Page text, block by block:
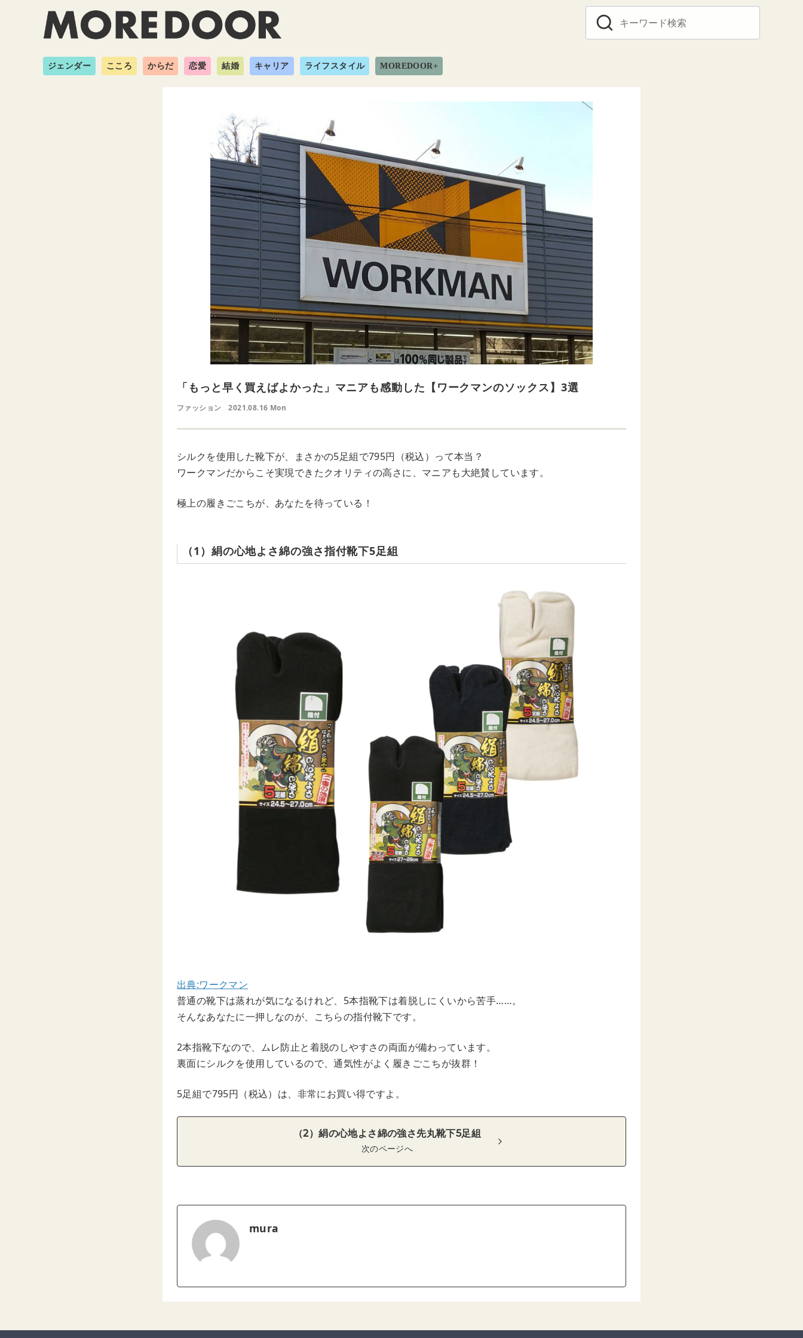
ジェンダー こころ からだ 恋愛 結婚 キャリア ライフスタイル MOREDOOR+
「もっと早く買えばよかった」マニアも感動した【ワークマンのソックス】3選
ファッション 2021.08.16 Mon
シルクを使用した靴下が、まさかの5足組で795円（税込）って本当？
ワークマンだからこそ実現できたクオリティの高さに、マニアも大絶賛しています。
極上の履きごこちが、あなたを待っている！
（1）絹の心地よさ綿の強さ指付靴下5足組
出典:ワークマン
普通の靴下は蒸れが気になるけれど、5本指靴下は着脱しにくいから苦手……。
そんなあなたに一押しなのが、こちらの指付靴下です。
2本指靴下なので、ムレ防止と着脱のしやすさの両面が備わっています。
裏面にシルクを使用しているので、通気性がよく履きごこちが抜群！
5足組で795円（税込）は、非常にお買い得ですよ。
（2）絹の心地よさ綿の強さ先丸靴下5足組
次のページへ
mura